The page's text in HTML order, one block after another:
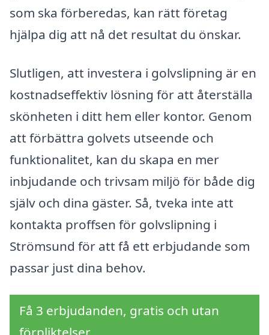
som ska förberedas, kan rätt företag
hjälpa dig att nå det resultat du önskar.
Slutligen, att investera i golvslipning är en
kostnadseffektiv lösning för att återställa
skönheten i ditt hem eller kontor. Genom
att förbättra golvets utseende och
funktionalitet, kan du skapa en mer
inbjudande och trivsam miljö för både dig
själv och dina gäster. Så, tveka inte att
kontakta proffsen för golvslipning i
Strömsund för att få ett erbjudande som
passar just dina behov.
Få 3 erbjudanden, gratis och utan